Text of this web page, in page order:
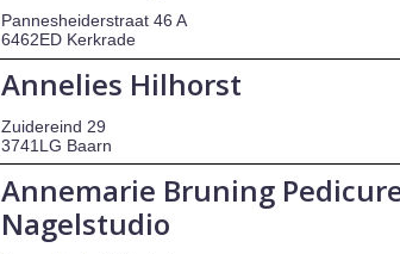
Pannesheiderstraat 46 A
6462ED Kerkrade
Annelies Hilhorst
Zuidereind 29
3741LG Baarn
Annemarie Bruning
Nagelstudio